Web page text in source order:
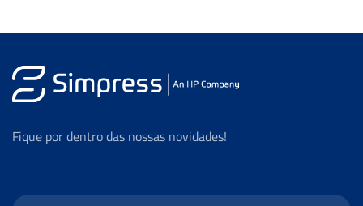
Fique por dentro das nossas novidades!